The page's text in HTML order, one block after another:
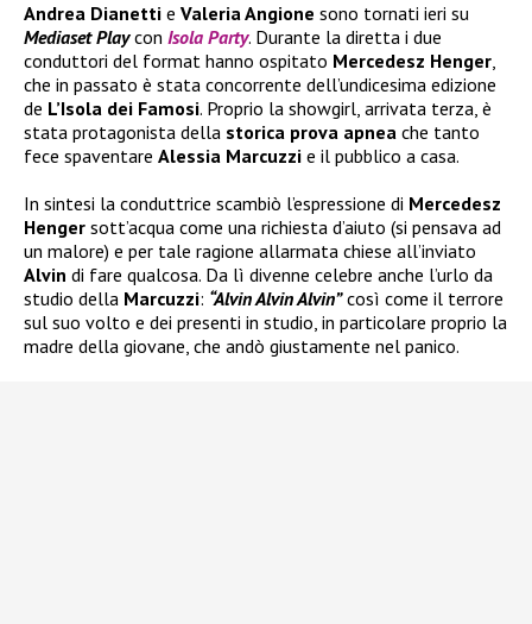
Andrea Dianetti e Valeria Angione sono tornati ieri su
Mediaset Playcon Isola Party. Durante la diretta i due
conduttori del format hanno ospitato Mercedesz Henger,
che in passato è stata concorrente dell’undicesima edizione
de L’Isola dei Famosi. Proprio la showgirl, arrivata terza, è
stata protagonista della storica prova apnea che tanto
fece spaventare Alessia Marcuzzi e il pubblico a casa.
In sintesi la conduttrice scambiò l’espressione di Mercedesz
Henger sott’acqua come una richiesta d’aiuto (si pensava ad
un malore) e per tale ragione allarmata chiese all’inviato
Alvin di fare qualcosa. Da lì divenne celebre anche l’urlo da
studio della Marcuzzi: “Alvin Alvin Alvin”così come il terrore
sul suo volto e dei presenti in studio, in particolare proprio la
madre della giovane, che andò giustamente nel panico.